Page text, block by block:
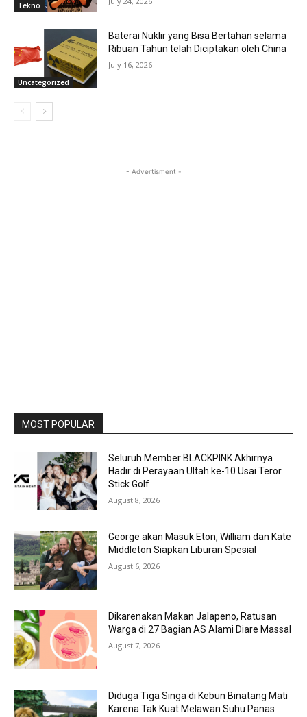
Tekno
Uncategorized
Baterai Nuklir yang Bisa Bertahan selama
Ribuan Tahun telah Diciptakan oleh China
July 16, 2026
- Advertisment -
MOST POPULAR
Seluruh Member BLACKPINK Akhirnya
Hadir di Perayaan Ultah ke-10 Usai Teror
Stick Golf
August 8, 2026
George akan Masuk Eton, William dan Kate
Middleton Siapkan Liburan Spesial
August 6, 2026
Dikarenakan Makan Jalapeno, Ratusan
Warga di 27 Bagian AS Alami Diare Massal
August 7, 2026
Diduga Tiga Singa di Kebun Binatang Mati
Karena Tak Kuat Melawan Suhu Panas